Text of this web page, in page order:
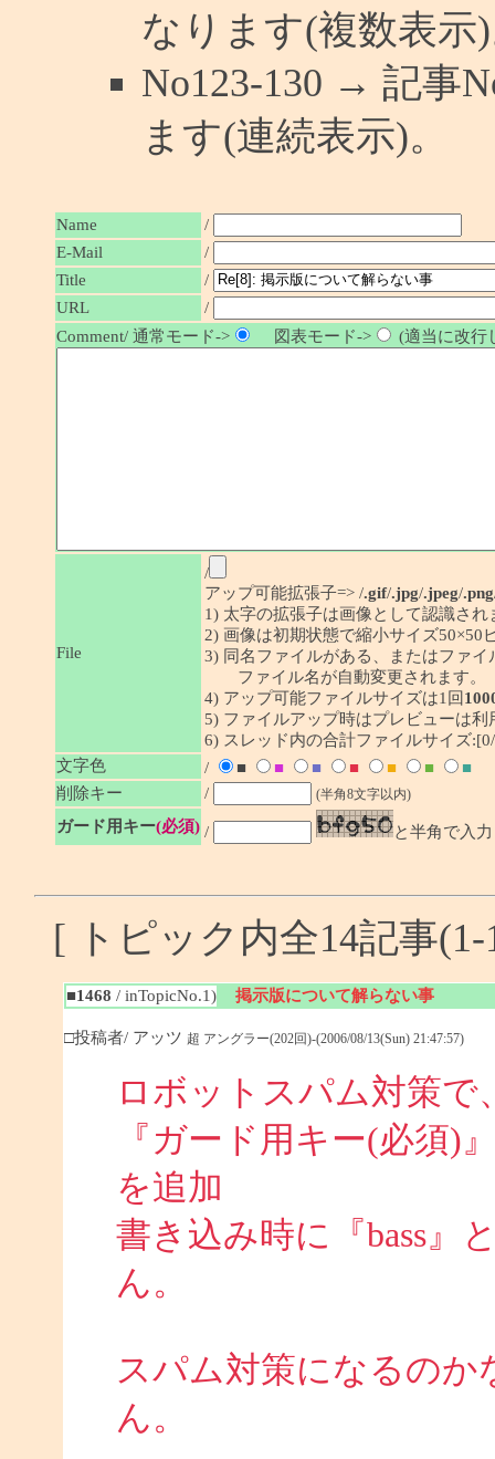
なります(複数表示
No123-130 → 記事
ます(連続表示)。
Name
/
E-Mail
/
Title
/
URL
/
Comment/ 通常モード->
図表モード-> (適当に改行
File
/
アップ可能拡張子=> /.gif/.jpg/.jpeg/.png
1) 太字の拡張子は画像として認識され
2) 画像は初期状態で縮小サイズ50×50
3) 同名ファイルがある、またはファ
ファイル名が自動変更されます。
4) アップ可能ファイルサイズは1回
5) ファイルアップ時はプレビューは利
6) スレッド内の合計ファイルサイズ
文字色
/ ■ ■ ■ ■ ■ ■
■
削除キー
/ (半角8文字以内)
ガード用キー(必須) / と半角で入力
[ トピック内全14記事
■1468 / inTopicNo.1) 掲示版について解らない事
□投稿者/ アッツ 超 アングラー(202回)-(2006/08/13(Sun) 21:47:57)
ロボットスパム対策で
『ガード用キー(必須)
を追加
書き込み時に『bass』
ん。
スパム対策になるの
ん。